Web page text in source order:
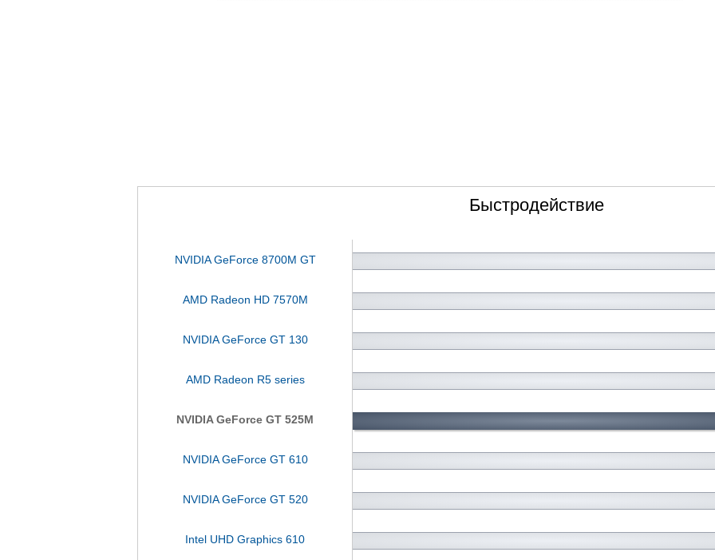
Быстродействие
NVIDIA GeForce 8700M GT
AMD Radeon HD 7570M
NVIDIA GeForce GT 130
AMD Radeon R5 series
NVIDIA GeForce GT 525M
NVIDIA GeForce GT 610
NVIDIA GeForce GT 520
Intel UHD Graphics 610